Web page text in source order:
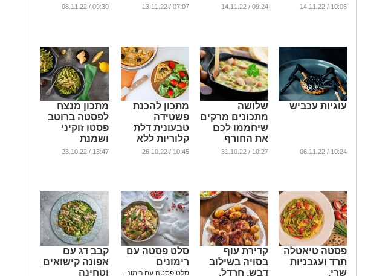
10:05 / 14.11.22
09:24 / 14.11.22
07:07 / 13.11.22
...
09:30 / 08.11.22
עוגיות עכביש
10:24 / 06.11.22
שלושה
מתכונים מרקים
שיחממו לכם
את החורף
הקרוב
10:27 / 31.10.22
מתכון להכנת
פשטידה
טבעונית דלת
קלוריות ללא
גלוטן
10:45 / 26.10.22
מתכון מנצח
לפסטה ברוטב
פסטו זוקיני
ושמנת
...
13:47 / 23.10.22
פסטה טיאטלה
תרד ועגבניות
שרי.
קדירת עוף
בסויה בשילוב
דבש, חרדל,
סלט פסטה עם
רימונים
סלט פסטה עם רימונ...
קבב דג עם
אפונה קישואים
וטחינה